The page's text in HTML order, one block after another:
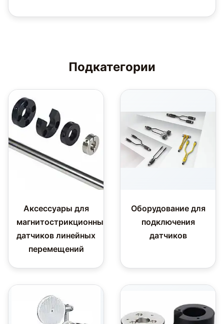
Подкатегории
Аксессуары для
магнитострикционных
датчиков линейных
перемещений
Оборудование для
подключения
датчиков